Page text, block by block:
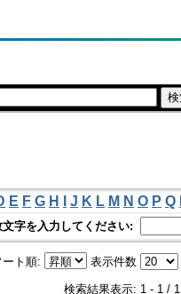
E F G H J K L M N O P Q
字を入力してください:
ート順: 表示件数
検索結果表示: 1 - 1 / 1